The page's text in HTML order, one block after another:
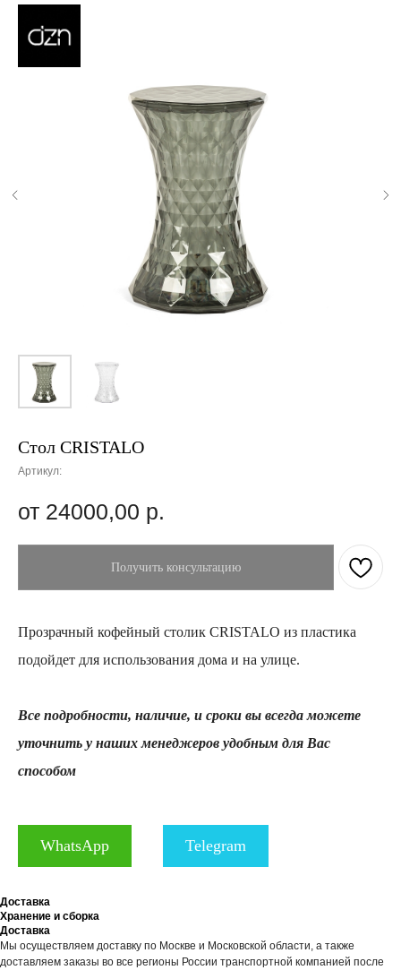
Стол CRISTALO
Артикул:
24000,00 р.
Получить консультацию
Прозрачный кофейный столик CRISTALO из пластика
подойдет для использования дома и на улице.
Все подробности, наличие, и сроки вы всегда можете
уточнить у наших менеджеров удобным для Вас
способом
WhatsApp Telegram
Доставка
Хранение и сборка
Доставка
Мы осуществляем доставку по Москве и Московской области, а также
доставляем заказы во все регионы России транспортной компанией после